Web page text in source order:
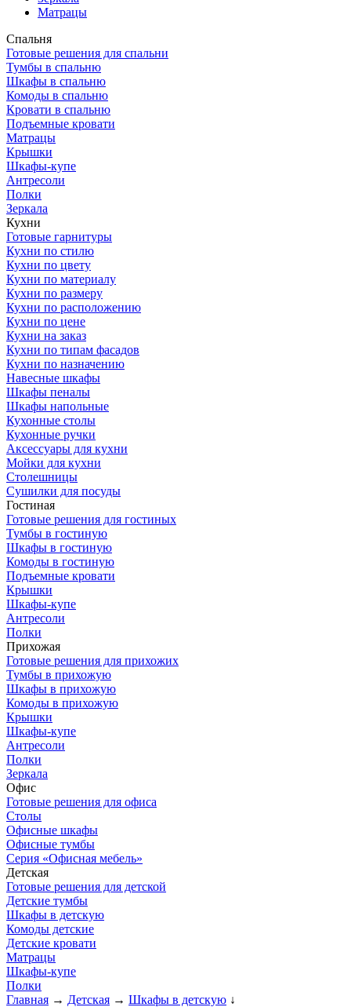
Матрацы
Спальня
Готовые решения для спальни
Тумбы в спальню
Шкафы в спальню
Комоды в спальню
Кровати в спальню
Подъемные кровати
Матрацы
Крышки
Шкафы-купе
Антресоли
Полки
Зеркала
Кухни
Готовые гарнитуры
Кухни по стилю
Кухни по цвету
Кухни по материалу
Кухни по размеру
Кухни по расположению
Кухни по цене
Кухни на заказ
Кухни по типам фасадов
Кухни по назначению
Навесные шкафы
Шкафы пеналы
Шкафы напольные
Кухонные столы
Кухонные ручки
Аксессуары для кухни
Мойки для кухни
Столешницы
Сушилки для посуды
Гостиная
Готовые решения для гостиных
Тумбы в гостиную
Шкафы в гостиную
Комоды в гостиную
Подъемные кровати
Крышки
Шкафы-купе
Антресоли
Полки
Прихожая
Готовые решения для прихожих
Тумбы в прихожую
Шкафы в прихожую
Комоды в прихожую
Крышки
Шкафы-купе
Антресоли
Полки
Зеркала
Офис
Готовые решения для офиса
Столы
Офисные шкафы
Офисные тумбы
Серия «Офисная мебель»
Детская
Готовые решения для детской
Детские тумбы
Шкафы в детскую
Комоды детские
Детские кровати
Матрацы
Шкафы-купе
Полки
Главная → Детская → Шкафы в детскую ↓